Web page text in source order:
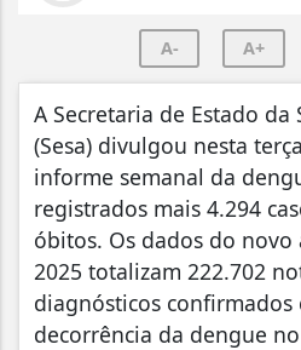
A- A+
A Secretaria de Estado da
(Sesa) divulgou nesta
informe semanal da
registrados mais 4.294
óbitos. Os dados do
2025 totalizam 222.702
diagnósticos confirmados
decorrência da dengue